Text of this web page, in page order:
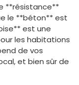
**résistance**
le **béton** est
est une
les habitations
de vos
et bien sûr de